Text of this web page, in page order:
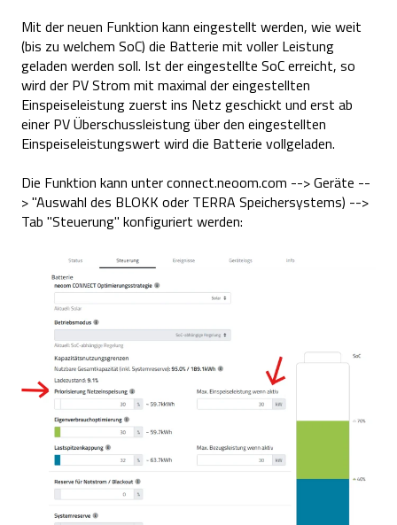
Mit der neuen Funktion kann eingestellt werden, wie weit
(bis zu welchem SoC) die Batterie mit voller Leistung
geladen werden soll. Ist der eingestellte SoC erreicht, so
wird der PV Strom mit maximal der eingestellten
Einspeiseleistung zuerst ins Netz geschickt und erst ab
einer PV Überschussleistung über den eingestellten
Einspeiseleistungswert wird die Batterie vollgeladen.
Die Funktion kann unter connect.neoom.com --> Geräte --
> "Auswahl des BLOKK oder TERRA Speichersystems) -->
Tab "Steuerung" konfiguriert werden: